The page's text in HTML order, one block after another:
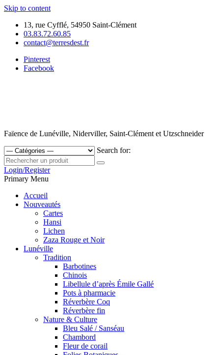
Skip to content
13, rue Cyfflé, 54950 Saint-Clément
03.83.72.60.85
contact@terresdest.fr
Pinterest
Facebook
Faïence de Lunéville, Niderviller, Saint-Clément et Utzschneider
Search for:
Login/Register
Primary Menu
Accueil
Nouveautés
Cartes
Hansi
Lichen
Zaza Rouge et Noir
Lunéville
Tradition
Barbotines
Chinois
Libellule d’après Émile Gallé
Pots à pharmacie
Réverbère Coq
Réverbère fin
Nature & Culture
Bleu Salé / Sanséau
Chambord
Fleur de corail